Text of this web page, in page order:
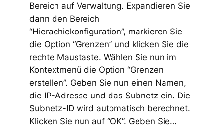
Bereich auf Verwaltung. Expandieren Sie
dann den Bereich
“Hierachiekonfiguration”, markieren Sie
die Option “Grenzen” und klicken Sie die
rechte Maustaste. Wählen Sie nun im
Kontextmenü die Option “Grenzen
erstellen”. Geben Sie nun einen Namen,
die IP-Adresse und das Subnetz ein. Die
Subnetz-ID wird automatisch berechnet.
Klicken Sie nun auf “OK”. Geben Sie…